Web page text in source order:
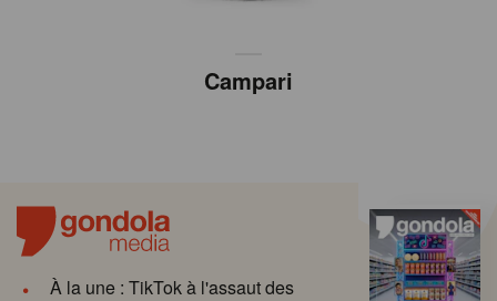
Campari
À la une : TikTok à l'assaut des